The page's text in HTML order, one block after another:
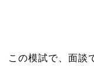
この模試で、面談